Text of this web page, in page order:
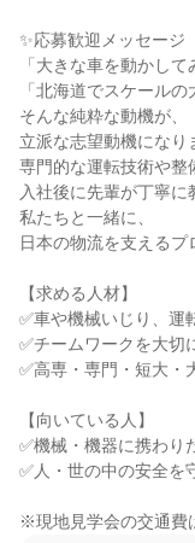
✨応募歓迎メッセージ
「大きな車を動かして
「北海道でスケールの
そんな純粋な動機が、
立派な志望動機になり
専門的な運転技術や整
入社後に先輩が丁寧に
私たちと一緒に、
日本の物流を支えるプ
【求める人材】
✅車や機械いじり、運
✅チームワークを大切
✅高専・専門・短大・
【向いている人】
✅機械・機器に携わり
✅人・世の中の安全を
※現地見学会の交通費